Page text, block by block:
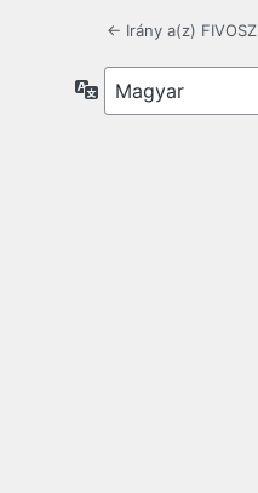
← Irány a(z) FIVOSZ
Nyelv